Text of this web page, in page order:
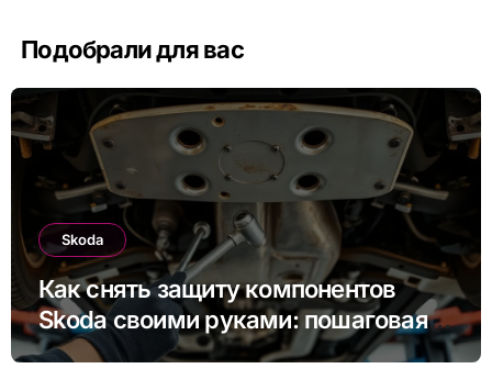
Подобрали для вас
Skoda
Как снять защиту компонентов
Skoda своими руками: пошаговая
инструкция для Rapid, Octavia и